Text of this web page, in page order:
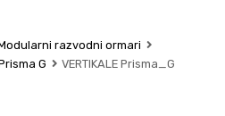
razvodni ormari
G
VERTIKALE Prisma_G